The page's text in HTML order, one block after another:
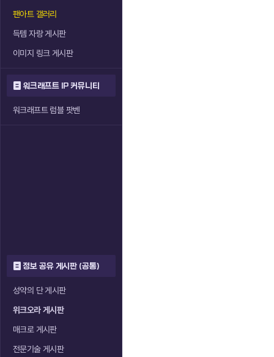
팬아트 갤러리
득템 자랑 게시판
이미지 링크 게시판
워크래프트 IP 커뮤니티
워크래프트 럼블 팟벤
정보 공유 게시판 (공통)
성약의 단 게시판
위크오라 게시판
매크로 게시판
전문기술 게시판